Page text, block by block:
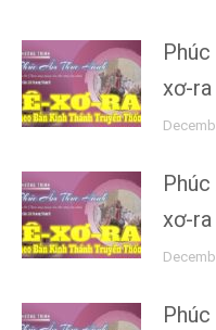
xơ-
xơ-ra